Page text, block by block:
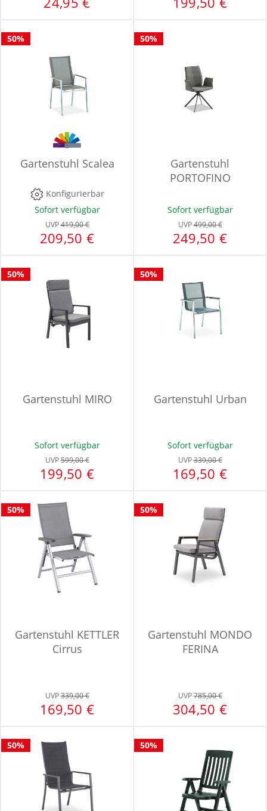
50%
Gartenstuhl Scalea
Konfigurierbar
Sofort verfügbar
UVP419,00 €
209,50 €
50%
Gartenstuhl
PORTOFINO
Sofort verfügbar
UVP499,00 €
249,50 €
50%
Gartenstuhl MIRO
Sofort verfügbar
UVP599,00 €
199,50 €
50%
Gartenstuhl Urban
Sofort verfügbar
UVP339,00 €
169,50 €
50%
Gartenstuhl KETTLER
Cirrus
UVP339,00 €
169,50 €
50%
Gartenstuhl MONDO
FERINA
UVP785,00 €
304,50 €
50% 50%